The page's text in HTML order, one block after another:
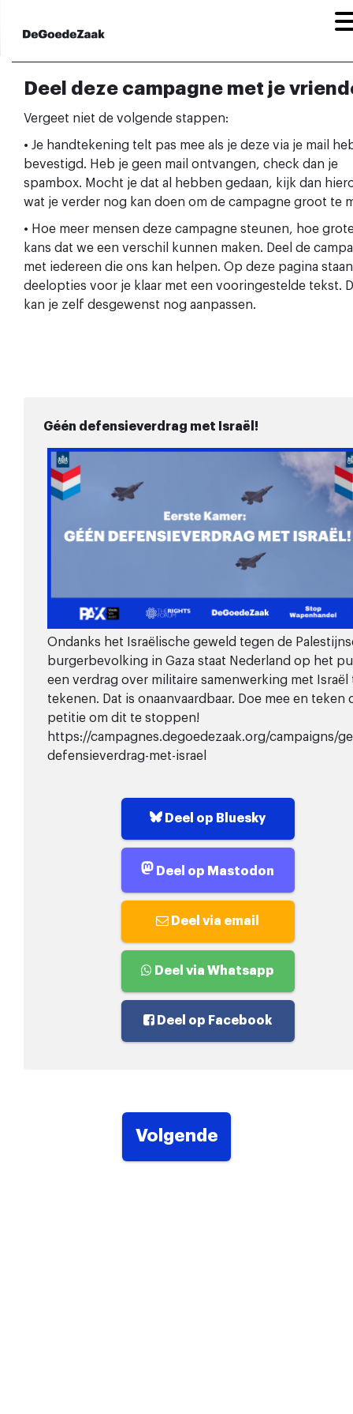
Deel deze campagne met je
Vergeet niet de volgende stappen:
• Je handtekening telt pas mee als je deze via je mail
bevestigd. Heb je geen mail ontvangen, check dan je
spambox. Mocht je dat al hebben gedaan, kijk dan
wat je verder nog kan doen om de campagne groot te
• Hoe meer mensen deze campagne steunen, hoe
kans dat we een verschil kunnen maken. Deel de
met iedereen die ons kan helpen. Op deze pagina
deelopties voor je klaar met een vooringestelde tekst.
kan je zelf desgewenst nog aanpassen.
Géén defensieverdrag met Israël!
Ondanks het Israëlische geweld tegen de
burgerbevolking in Gaza staat Nederland op het
een verdrag over militaire samenwerking met Israël
tekenen. Dat is onaanvaardbaar. Doe mee en teken
petitie om dit te stoppen!
https://campagnes.degoedezaak.org/campaigns/
defensieverdrag-met-israel
Deel op Bluesky
Deel op Mastodon
Deel via email
Deel via Whatsapp
Deel op Facebook
Volgende